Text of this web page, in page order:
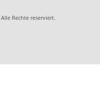
Rechte reserviert.